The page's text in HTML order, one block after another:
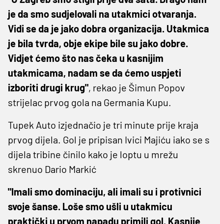
je da smo sudjelovali na utakmici otvaranja.
Vidi se da je jako dobra organizacija. Utakmica
je bila tvrda, obje ekipe bile su jako dobre.
Vidjet ćemo što nas čeka u kasnijim
utakmicama, nadam se da ćemo uspjeti
izboriti drugi krug", rekao je Šimun Popov
strijelac prvog gola na Germania Kupu.
Tupek Auto izjednačio je tri minute prije kraja
prvog dijela. Gol je pripisan Ivici Majiću iako se s
dijela tribine činilo kako je loptu u mrežu
skrenuo Dario Markić
"Imali smo dominaciju, ali imali su i protivnici
svoje šanse. Loše smo ušli u utakmicu
praktički u prvom napadu primili gol. Kasnije